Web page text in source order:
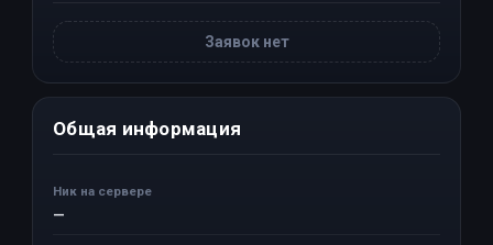
Заявок нет
Общая информация
Ник на сервере
—